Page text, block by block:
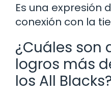
Es una expresión
conexión con la
¿Cuáles son
logros más
los All